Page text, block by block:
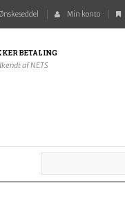
Min konto
BETALING
af NETS